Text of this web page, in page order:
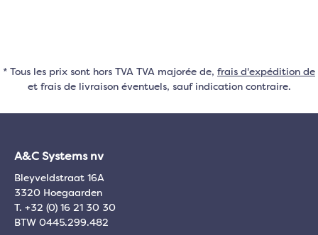
* Tous les prix sont hors TVA TVA majorée de, frais d'expédition de
et frais de livraison éventuels, sauf indication contraire.
A&C Systems nv
Bleyveldstraat 16A
3320 Hoegaarden
T. +32 (0) 16 21 30 30
BTW 0445.299.482